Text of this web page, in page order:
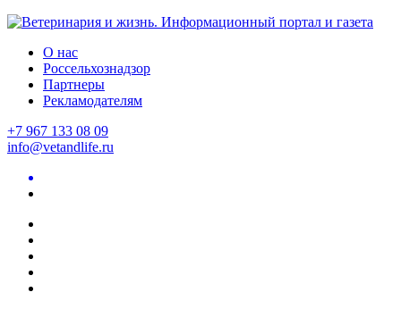
О нас
Россельхознадзор
Партнеры
Рекламодателям
+7 967 133 08 09
info@vetandlife.ru